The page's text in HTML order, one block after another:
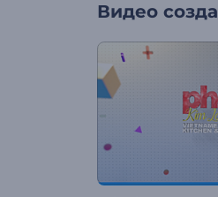
Видео